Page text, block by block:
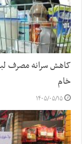
کاهش سرانه مصرف
خام
۱۴۰۵/۰۵/۱۵